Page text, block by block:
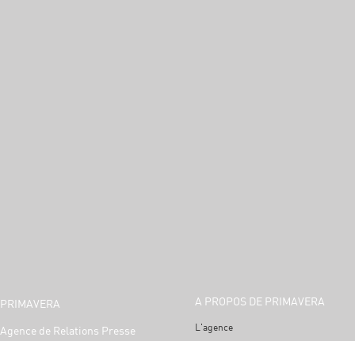
PRIMAVERA
Agence de Relations Presse
A PROPOS DE PRIMAVERA
L'agence